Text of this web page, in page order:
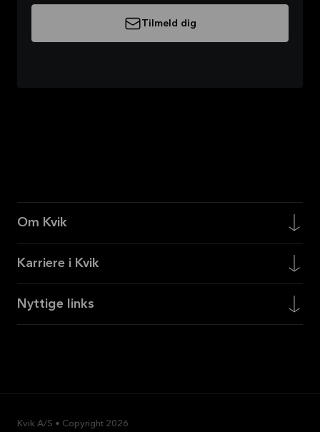
Tilmeld dig
Om Kvik
Karriere i Kvik
Nyttige links
Kvik A/S • Copyright 2026